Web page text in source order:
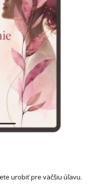
urobiť pre väčšiu úľavu.